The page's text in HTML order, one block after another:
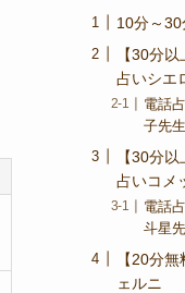
10分～
【30分
占いシエ
電話
子先生
【30分
占いコメ
電話
斗星
【20分
ェルニ